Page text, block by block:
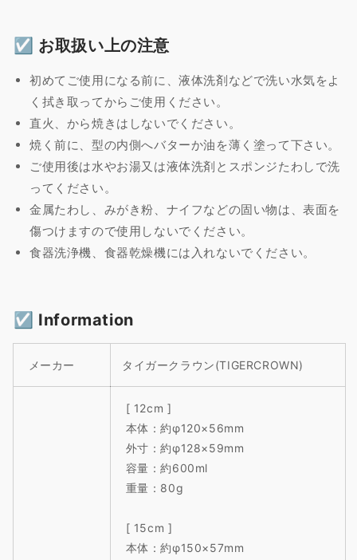
☑︎ お取扱い上の注意
初めてご使用になる前に、液体洗剤などで洗い水気をよ
く拭き取ってからご使用ください。
直火、から焼きはしないでください。
焼く前に、型の内側へバターか油を薄く塗って下さい。
ご使用後は水やお湯又は液体洗剤とスポンジたわしで洗
ってください。
金属たわし、みがき粉、ナイフなどの固い物は、表面を
傷つけますので使用しないでください。
食器洗浄機、食器乾燥機には入れないでください。
☑︎ Information
メーカー タイガークラウン(TIGERCROWN)
‎ [ 12cm ]
本体：約φ120×56mm
外寸：約φ128×59mm
容量：約600ml
重量：80g
[ 15cm ]
本体：約φ150×57mm